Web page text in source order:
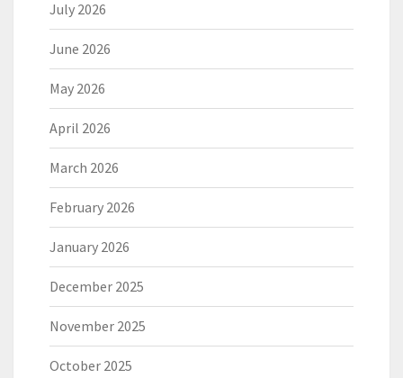
July 2026
June 2026
May 2026
April 2026
March 2026
February 2026
January 2026
December 2025
November 2025
October 2025